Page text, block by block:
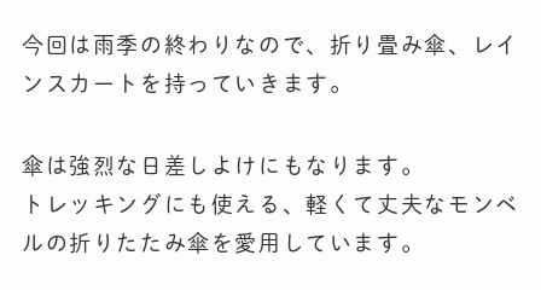
今回は雨季の終わりなので、折り畳み傘、レイ
ンスカートを持っていきます。
傘は強烈な日差しよけにもなります。
トレッキングにも使える、軽くて丈夫なモンベ
ルの折りたたみ傘を愛用しています。